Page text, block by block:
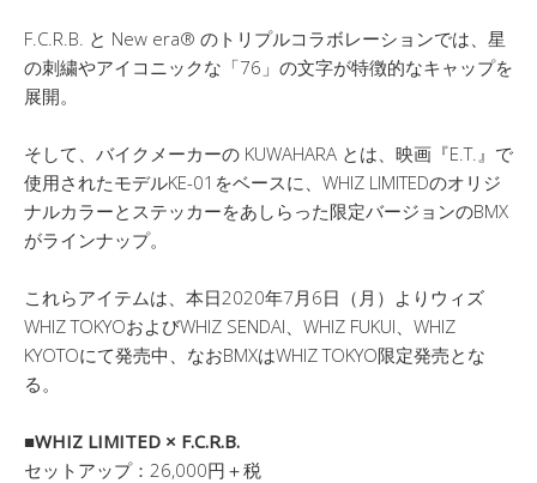
F.C.R.B. と New era® のトリプルコラボレーションでは、星
の刺繍やアイコニックな「76」の文字が特徴的なキャップを
展開。
そして、バイクメーカーの KUWAHARA とは、映画『E.T.』で
使用されたモデルKE-01をベースに、WHIZ LIMITEDのオリジ
ナルカラーとステッカーをあしらった限定バージョンのBMX
がラインナップ。
これらアイテムは、本日2020年7月6日（月）よりウィズ
WHIZ TOKYOおよびWHIZ SENDAI、WHIZ FUKUI、WHIZ
KYOTOにて発売中、なおBMXはWHIZ TOKYO限定発売とな
る。
■WHIZ LIMITED × F.C.R.B.
セットアップ：26,000円＋税